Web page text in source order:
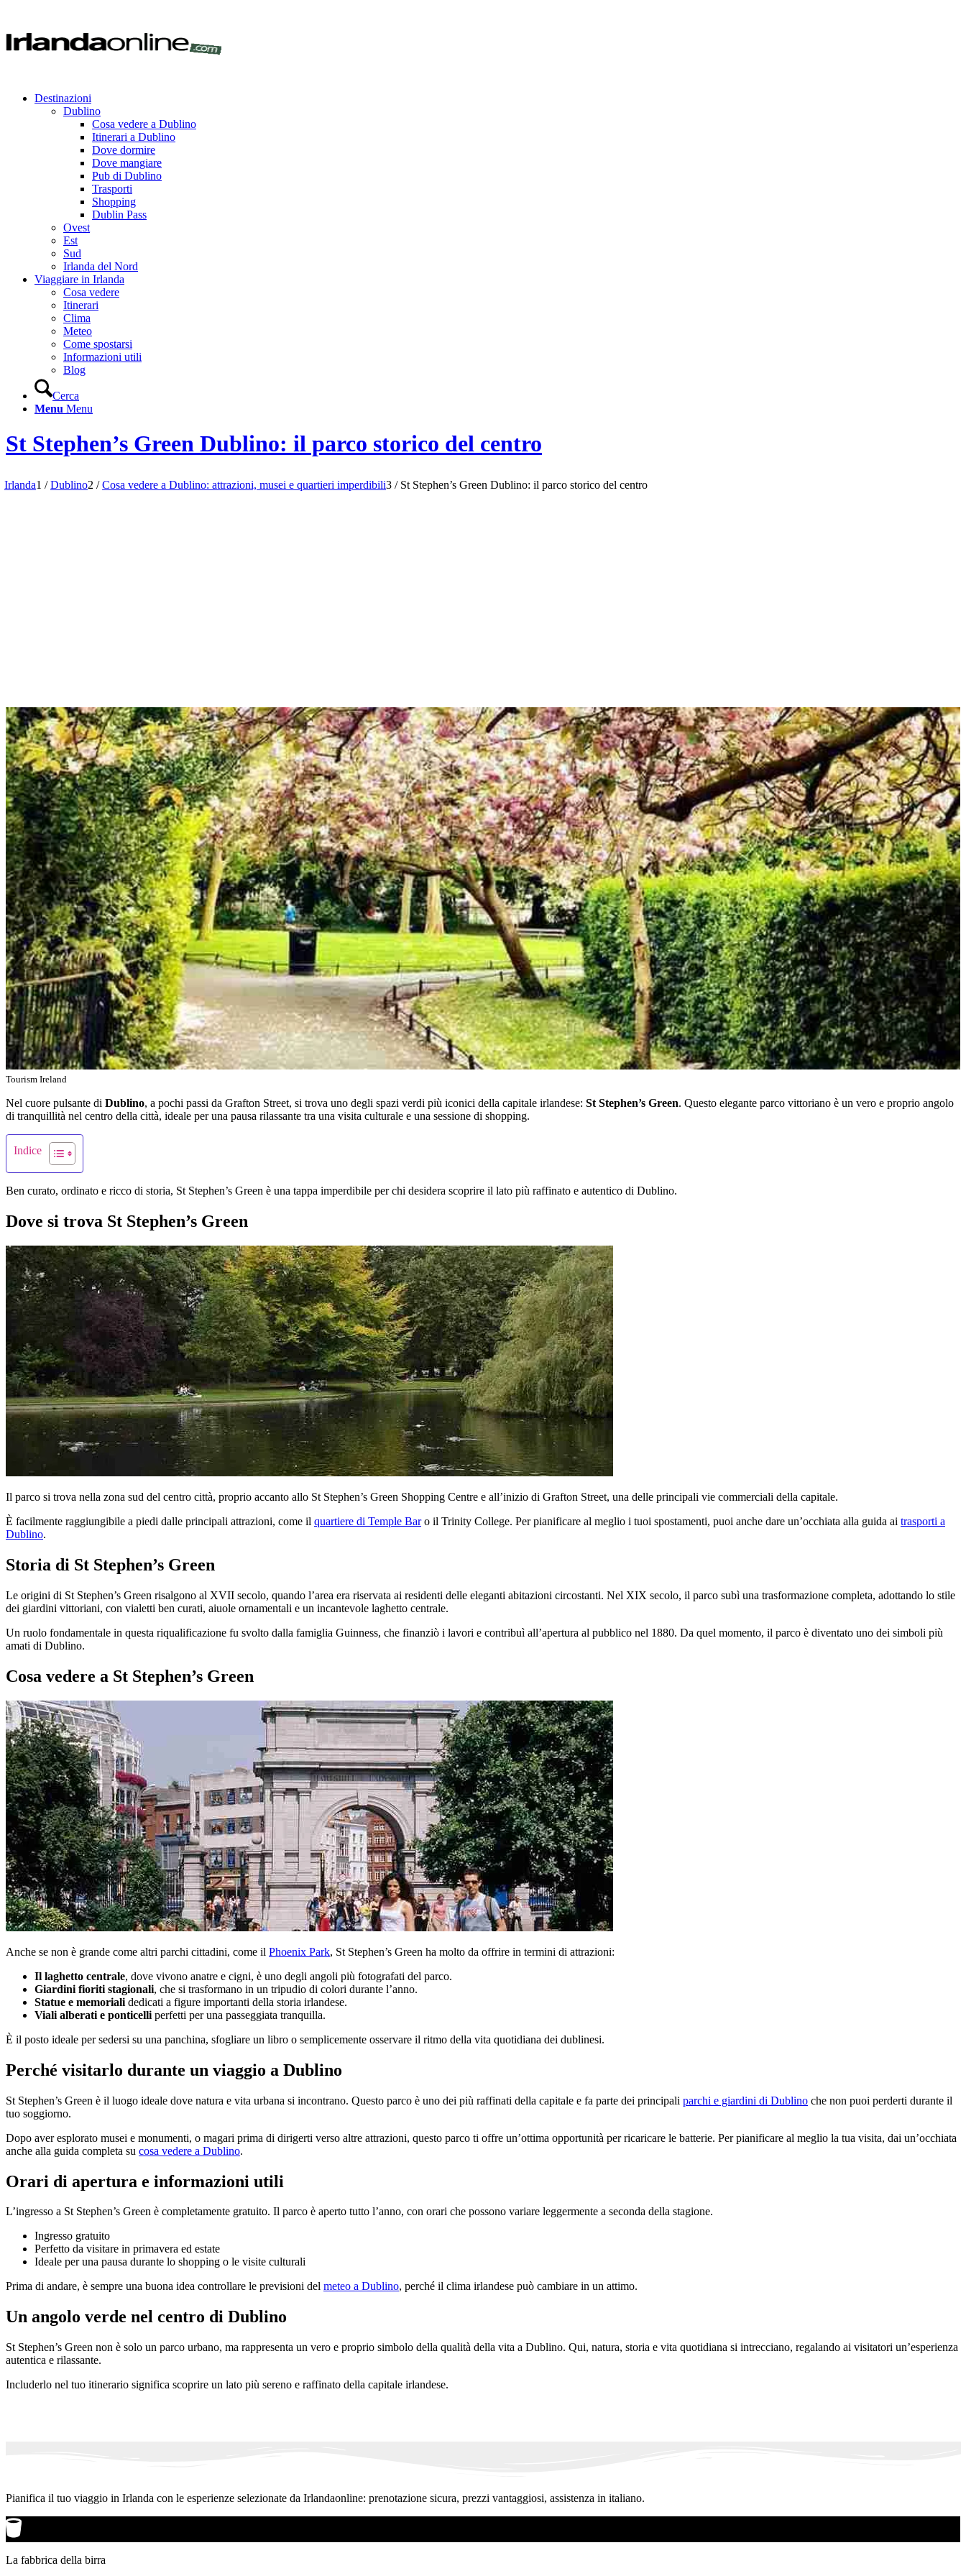
Destinazioni
Dublino
Cosa vedere a Dublino
Itinerari a Dublino
Dove dormire
Dove mangiare
Pub di Dublino
Trasporti
Shopping
Dublin Pass
Ovest
Est
Sud
Irlanda del Nord
Viaggiare in Irlanda
Cosa vedere
Itinerari
Clima
Meteo
Come spostarsi
Informazioni utili
Blog
Cerca
Menu Menu
St Stephen’s Green Dublino: il parco storico del centro
Irlanda1 / Dublino2 / Cosa vedere a Dublino: attrazioni, musei e quartieri imperdibili3 / St Stephen’s Green Dublino: il parco storico del centro
Tourism Ireland
Nel cuore pulsante di Dublino, a pochi passi da Grafton Street, si trova uno degli spazi verdi più iconici della capitale irlandese: St Stephen’s Green. Questo elegante parco vittoriano è un vero e proprio angolo
di tranquillità nel centro della città, ideale per una pausa rilassante tra una visita culturale e una sessione di shopping.
Indice
Ben curato, ordinato e ricco di storia, St Stephen’s Green è una tappa imperdibile per chi desidera scoprire il lato più raffinato e autentico di Dublino.
Dove si trova St Stephen’s Green
Il parco si trova nella zona sud del centro città, proprio accanto allo St Stephen’s Green Shopping Centre e all’inizio di Grafton Street, una delle principali vie commerciali della capitale.
È facilmente raggiungibile a piedi dalle principali attrazioni, come il quartiere di Temple Baro il Trinity College. Per pianificare al meglio i tuoi spostamenti, puoi anche dare un’occhiata alla guida ai trasporti a
Dublino.
Storia di St Stephen’s Green
Le origini di St Stephen’s Green risalgono al XVII secolo, quando l’area era riservata ai residenti delle eleganti abitazioni circostanti. Nel XIX secolo, il parco subì una trasformazione completa, adottando lo stile
dei giardini vittoriani, con vialetti ben curati, aiuole ornamentali e un incantevole laghetto centrale.
Un ruolo fondamentale in questa riqualificazione fu svolto dalla famiglia Guinness, che finanziò i lavori e contribuì all’apertura al pubblico nel 1880. Da quel momento, il parco è diventato uno dei simboli più
amati di Dublino.
Cosa vedere a St Stephen’s Green
Anche se non è grande come altri parchi cittadini, come il Phoenix Park, St Stephen’s Green ha molto da offrire in termini di attrazioni:
Il laghetto centrale, dove vivono anatre e cigni, è uno degli angoli più fotografati del parco.
Giardini fioriti stagionali, che si trasformano in un tripudio di colori durante l’anno.
Statue e memoriali dedicati a figure importanti della storia irlandese.
Viali alberati e ponticelli perfetti per una passeggiata tranquilla.
È il posto ideale per sedersi su una panchina, sfogliare un libro o semplicemente osservare il ritmo della vita quotidiana dei dublinesi.
Perché visitarlo durante un viaggio a Dublino
St Stephen’s Green è il luogo ideale dove natura e vita urbana si incontrano. Questo parco è uno dei più raffinati della capitale e fa parte dei principali parchi e giardini di Dublino che non puoi perderti durante il
tuo soggiorno.
Dopo aver esplorato musei e monumenti, o magari prima di dirigerti verso altre attrazioni, questo parco ti offre un’ottima opportunità per ricaricare le batterie. Per pianificare al meglio la tua visita, dai un’occhiata
anche alla guida completa su cosa vedere a Dublino.
Orari di apertura e informazioni utili
L’ingresso a St Stephen’s Green è completamente gratuito. Il parco è aperto tutto l’anno, con orari che possono variare leggermente a seconda della stagione.
Ingresso gratuito
Perfetto da visitare in primavera ed estate
Ideale per una pausa durante lo shopping o le visite culturali
Prima di andare, è sempre una buona idea controllare le previsioni del meteo a Dublino, perché il clima irlandese può cambiare in un attimo.
Un angolo verde nel centro di Dublino
St Stephen’s Green non è solo un parco urbano, ma rappresenta un vero e proprio simbolo della qualità della vita a Dublino. Qui, natura, storia e vita quotidiana si intrecciano, regalando ai visitatori un’esperienza
autentica e rilassante.
Includerlo nel tuo itinerario significa scoprire un lato più sereno e raffinato della capitale irlandese.
Pianifica il tuo viaggio in Irlanda con le esperienze selezionate da Irlandaonline: prenotazione sicura, prezzi vantaggiosi, assistenza in italiano.
La fabbrica della birra